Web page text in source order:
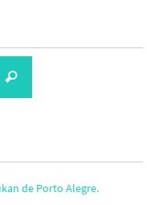
Search
de Porto Alegre.